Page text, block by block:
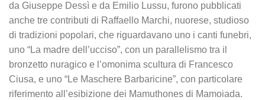
da Giuseppe Dessì e da Emilio Lussu, furono pubblicati
anche tre contributi di Raffaello Marchi, nuorese, studioso
di tradizioni popolari, che riguardavano uno i canti funebri,
uno “La madre dell’ucciso”, con un parallelismo tra il
bronzetto nuragico e l’omonima scultura di Francesco
Ciusa, e uno “Le Maschere Barbaricine”, con particolare
riferimento all’esibizione dei Mamuthones di Mamoiada.